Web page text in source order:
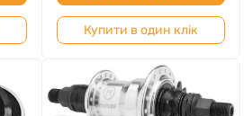
Купити в один клік